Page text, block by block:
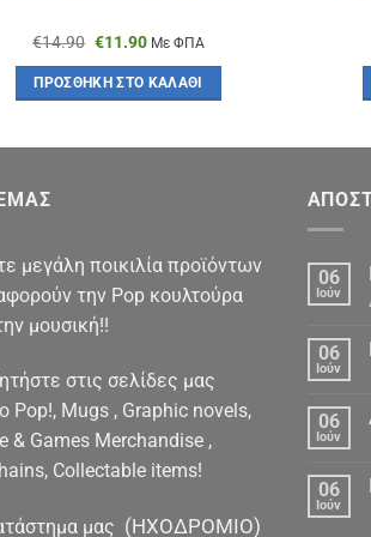
€14.90 Original
was:
€14.90.
€11.90Η
τιμή
είναι:
Με ΦΠΑ
ΠΡΟΣΘΉΚΗ ΣΤΟ ΚΑΛΆΘΙ
μεγάλη ποικιλία προϊόντων
την Pop κουλτούρα
μουσική!!
στις σελίδες μας
Pop!, Mugs , Graphic novels,
& Games Merchandise ,
Collectable items!
μας (ΗΧΟΔΡΟΜΙΟ)
06
Ιούν
06
Ιούν
06
Ιούν
06
Ιούν